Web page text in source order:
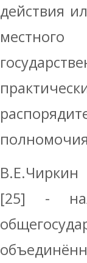
действия
В.Е.Чиркин
[25] -